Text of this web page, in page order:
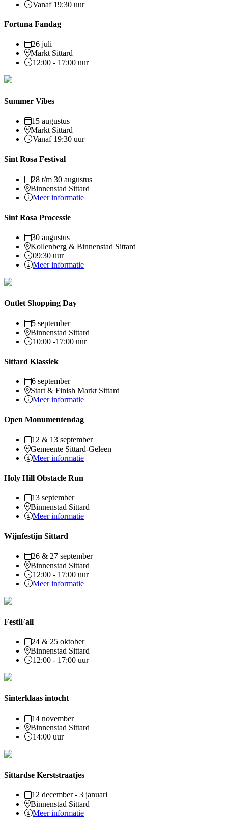
Vanaf 19:30 uur
Fortuna Fandag
26 juli
Markt Sittard
12:00 - 17:00 uur
Summer Vibes
15 augustus
Markt Sittard
Vanaf 19:30 uur
Sint Rosa Festival
28 t/m 30 augustus
Binnenstad Sittard
Meer informatie
Sint Rosa Processie
30 augustus
Kollenberg & Binnenstad Sittard
09:30 uur
Meer informatie
Outlet Shopping Day
5 september
Binnenstad Sittard
10:00 -17:00 uur
Sittard Klassiek
6 september
Start & Finish Markt Sittard
Meer informatie
Open Monumentendag
12 & 13 september
Gemeente Sittard-Geleen
Meer informatie
Holy Hill Obstacle Run
13 september
Binnenstad Sittard
Meer informatie
Wijnfestijn Sittard
26 & 27 september
Binnenstad Sittard
12:00 - 17:00 uur
Meer informatie
FestiFall
24 & 25 oktober
Binnenstad Sittard
12:00 - 17:00 uur
Sinterklaas intocht
14 november
Binnenstad Sittard
14:00 uur
Sittardse Kerststraatjes
12 december - 3 januari
Binnenstad Sittard
Meer informatie